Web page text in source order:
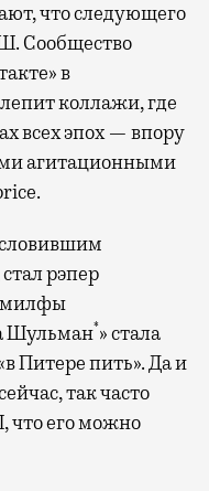
что следующего
Сообщество
в
коллажи, где
всех эпох — впору
агитационными
рэпер
милфы
Шульман*» стала
Питере пить». Да и
так часто
что его можно